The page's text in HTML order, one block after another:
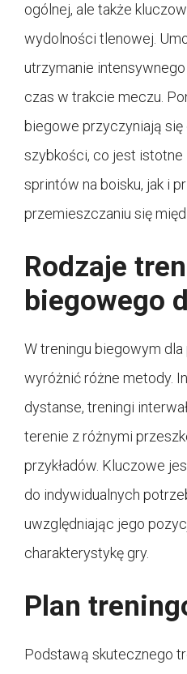
ogólnej, ale także
wydolności tlenowej.
utrzymanie
czas w trakcie meczu.
biegowe przyczyniają
szybkości, co jest
sprintów na boisku, jak i
przemieszczaniu się
Rodzaje
biegowego
W treningu biegowym dla
wyróżnić różne metody.
dystanse, treningi
terenie z różnymi
przykładów. Kluczowe
do indywidualnych
uwzględniając jego
charakterystykę gry.
Plan
Podstawą skutecznego